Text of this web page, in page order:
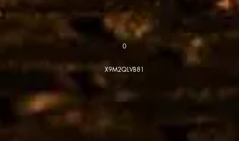
0
X9M2QLVB81